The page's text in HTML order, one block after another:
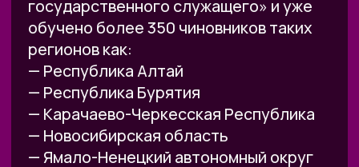
Гайд «Нейросетевые
инструменты для построения
карьеры и бизнеса с высоким
чеком понять где ваш профит
от нейросетей»
04
Гайд по составлению
презентаций и инфографики